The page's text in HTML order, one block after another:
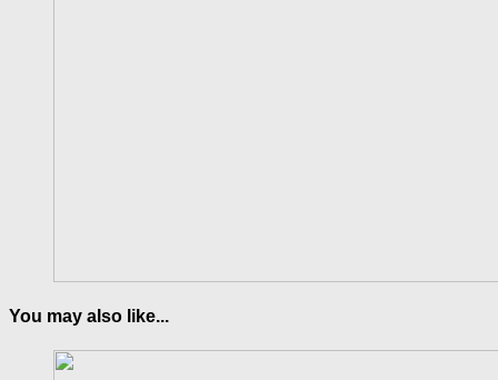
You may also like...